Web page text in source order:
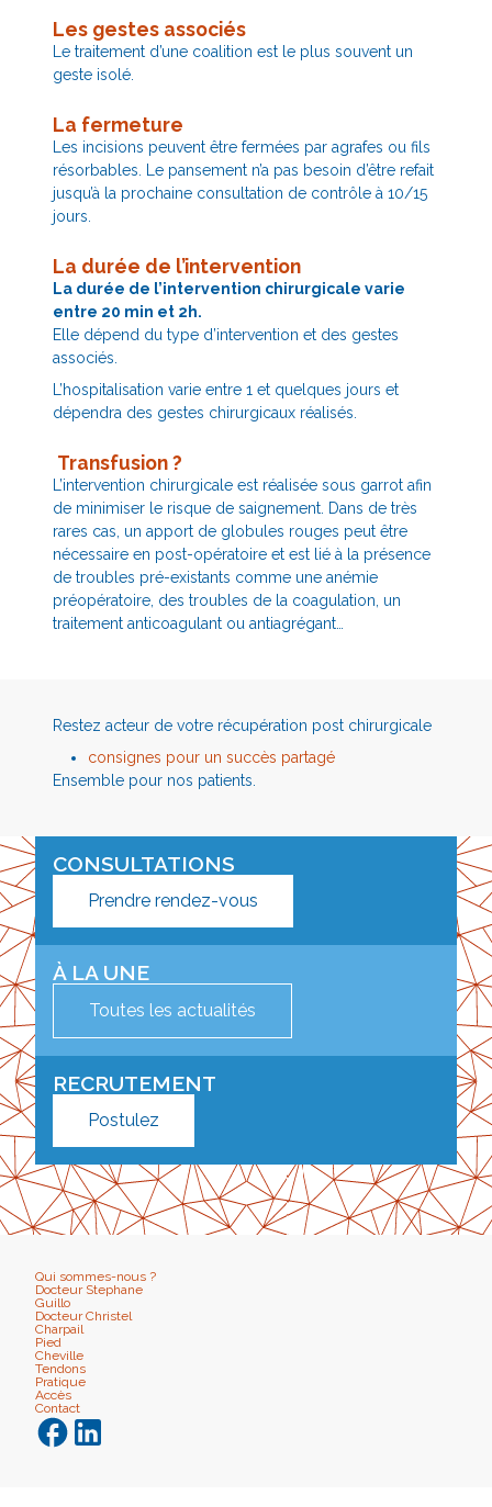
Les gestes associés
Le traitement d’une coalition est le plus souvent un
geste isolé.
La fermeture
Les incisions peuvent être fermées par agrafes ou fils
résorbables. Le pansement n’a pas besoin d’être refait
jusqu’à la prochaine consultation de contrôle à 10/15
jours.
La durée de l’intervention
La durée de l’intervention chirurgicale varie
entre 20 min et 2h.
Elle dépend du type d’intervention et des gestes
associés.
L’hospitalisation varie entre 1 et quelques jours et
dépendra des gestes chirurgicaux réalisés.
Transfusion?
L’intervention chirurgicale est réalisée sous garrot afin
de minimiser le risque de saignement. Dans de très
rares cas, un apport de globules rouges peut être
nécessaire en post-opératoire et est lié à la présence
de troubles pré-existants comme une anémie
préopératoire, des troubles de la coagulation, un
traitement anticoagulant ou antiagrégant…
Restez acteur de votre récupération post chirurgicale
consignes pour un succès partagé
Ensemble pour nos patients.
CONSULTATIONS
Prendre rendez-vous
À LA UNE
Toutes les actualités
RECRUTEMENT
Postulez
Qui sommes-nous ?
Docteur Stephane
Guillo
Docteur Christel
Charpail
Pied
Cheville
Tendons
Pratique
Accès
Contact